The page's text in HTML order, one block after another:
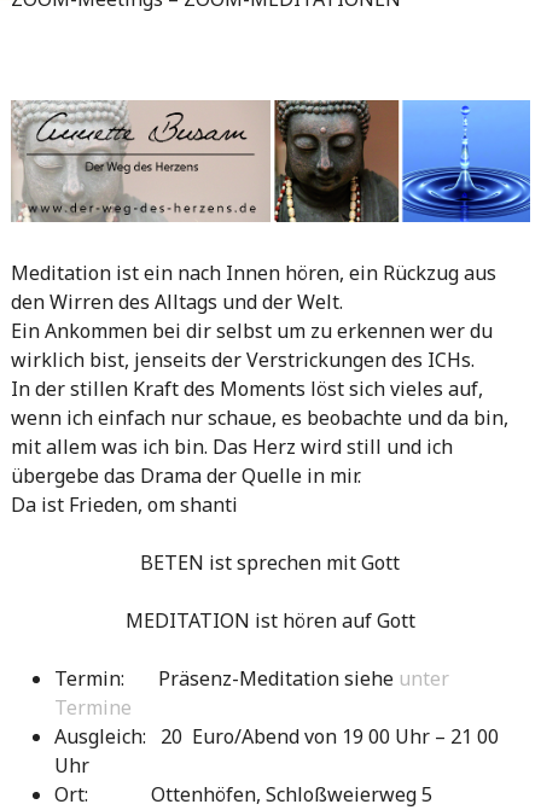
Meditation ist ein nach Innen hören, ein Rückzug aus
den Wirren des Alltags und der Welt.
Ein Ankommen bei dir selbst um zu erkennen wer du
wirklich bist, jenseits der Verstrickungen des ICHs.
In der stillen Kraft des Moments löst sich vieles auf,
wenn ich einfach nur schaue, es beobachte und da bin,
mit allem was ich bin. Das Herz wird still und ich
übergebe das Drama der Quelle in mir.
Da ist Frieden, om shanti
BETEN ist sprechen mit Gott
MEDITATION ist hören auf Gott
Termin: Präsenz-Meditation siehe unter
Termine
Ausgleich: 20 Euro/Abend von 19 00 Uhr – 21 00
Uhr
Ort: Ottenhöfen, Schloßweierweg 5